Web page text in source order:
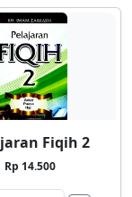
Fiqih 2
Rp 14.500